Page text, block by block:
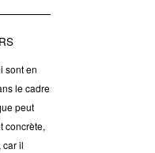
sont en
le cadre
peut
concrète,
car il